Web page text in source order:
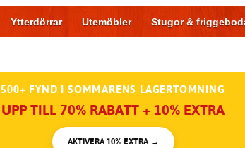
Ytterdörrar Utemöbler Stugor &
500+ FYND I SOMMARENS LAGERTÖMNING
UPP TILL 70% RABATT + 10% EXTRA
AKTIVERA 10% EXTRA →